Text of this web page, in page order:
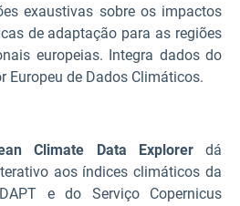
exaustivas sobre os impactos
de adaptação para as regiões
europeias. Integra dados do
Europeu de Dados Climáticos.
Climate Data Explorerdá
aos índices climáticos da
e do Serviço Copernicus